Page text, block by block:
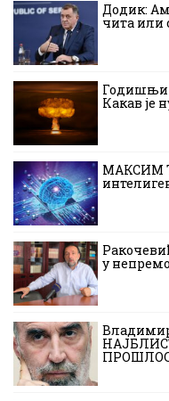
Додик:
чита или
Какав је
МАКСИМ
у